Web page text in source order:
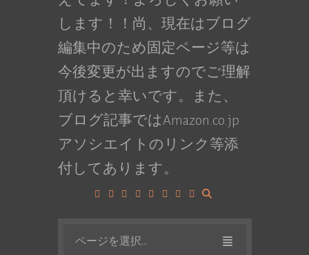
します！！尚、現在はブログ
編集中のため固定ページ等は
今後変更が出ますのでご理解
頂けると幸いです。また、
ブログ記事ではAmazon.co.jp
アソシエイトのリンク等添
付してあります。
ページを選択...